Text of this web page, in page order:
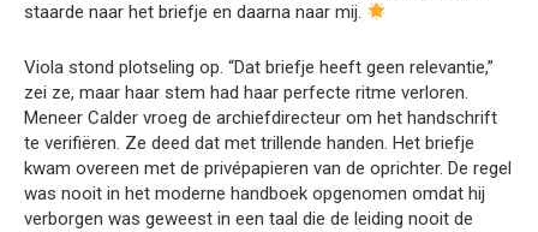
staarde naar het briefje en daarna naar mij.
Viola stond plotseling op. “Dat briefje heeft geen relevantie,”
zei ze, maar haar stem had haar perfecte ritme verloren.
Meneer Calder vroeg de archiefdirecteur om het handschrift
te verifiëren. Ze deed dat met trillende handen. Het briefje
kwam overeen met de privépapieren van de oprichter. De regel
was nooit in het moderne handboek opgenomen omdat hij
verborgen was geweest in een taal die de leiding nooit de